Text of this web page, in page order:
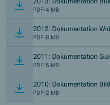
to-Face Beratung:
PDF·4 MB
2012: Dokumentation
gen erkennen –
en
PDF·8 MB
2011: Dokumentation
anagement Skills von der
einstieg
PDF·5 MB
2010: Dokumentation
Kontext der Migration
PDF·2 MB